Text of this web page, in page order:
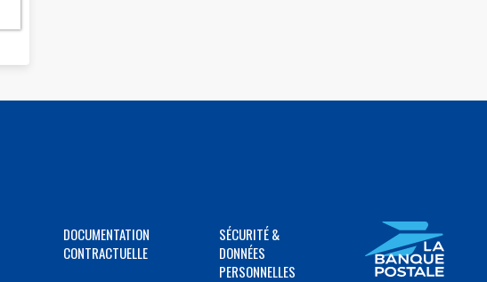
DOCUMENTATION
CONTRACTUELLE
SÉCURITÉ &
DONNÉES
PERSONNELLES